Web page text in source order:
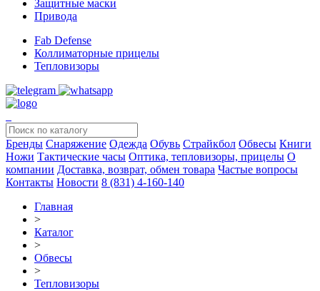
Защитные маски
Привода
Fab Defense
Коллиматорные прицелы
Тепловизоры
Бренды Снаряжение Одежда Обувь Страйкбол Обвесы Книги
Ножи Тактические часы Оптика, тепловизоры, прицелы О
компании Доставка, возврат, обмен товара Частые вопросы
Контакты Новости 8 (831) 4-160-140
Главная
>
Каталог
>
Обвесы
>
Тепловизоры